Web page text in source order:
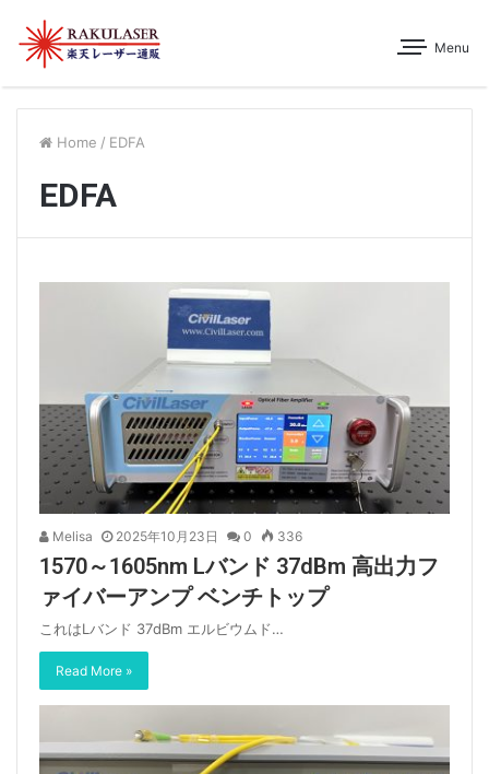
Menu
Home / EDFA
EDFA
Melisa 2025年10月23日 0 336
1570～1605nm Lバンド 37dBm 高出力フ
ァイバーアンプ ベンチトップ
これはLバンド 37dBm エルビウムド…
Read More »